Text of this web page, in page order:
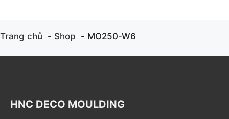
Trang chủ Shop MO250-W6
HNC DECO MOULDING